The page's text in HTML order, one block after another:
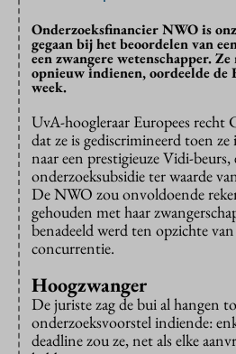
Onderzoeksfinancier NWO is
gegaan bij het beoordelen van
een zwangere wetenschapper.
opnieuw indienen, oordeelde de
week.
UvA-hoogleraar Europees recht
dat ze is gediscrimineerd toen
naar een prestigieuze Vidi-beurs,
onderzoeksubsidie ter waarde
De NWO zou onvoldoende
gehouden met haar
benadeeld werd ten opzichte
concurrentie.
Hoogzwanger
De juriste zag de bui al hangen
onderzoeksvoorstel indiende:
deadline zou ze, net als elke